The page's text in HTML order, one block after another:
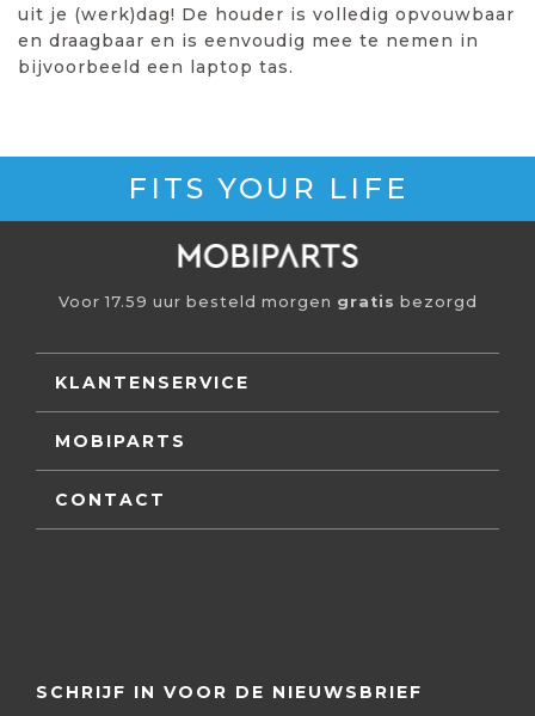
uit je (werk)dag! De houder is volledig opvouwbaar
en draagbaar en is eenvoudig mee te nemen in
bijvoorbeeld een laptop tas.
FITS YOUR LIFE
Voor 17.59 uur besteld morgen gratis bezorgd
KLANTENSERVICE
MOBIPARTS
CONTACT
SCHRIJF IN VOOR DE NIEUWSBRIEF